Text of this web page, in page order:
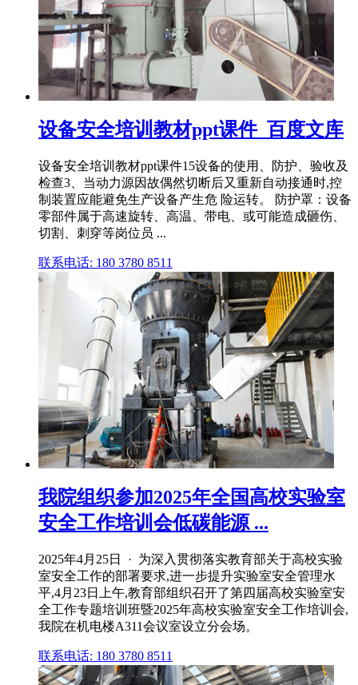
设备安全培训教材ppt课件_百度文库
设备安全培训教材ppt课件15设备的使用、防护、验收及
检查3、当动力源因故偶然切断后又重新自动接通时,控
制装置应能避免生产设备产生危 险运转。 防护罩：设备
零部件属于高速旋转、高温、带电、或可能造成砸伤、
切割、刺穿等岗位员 ...
联系电话: 180 3780 8511
我院组织参加2025年全国高校实验室
安全工作培训会低碳能源 ...
2025年4月25日 · 为深入贯彻落实教育部关于高校实验
室安全工作的部署要求,进一步提升实验室安全管理水
平,4月23日上午,教育部组织召开了第四届高校实验室安
全工作专题培训班暨2025年高校实验室安全工作培训会,
我院在机电楼A311会议室设立分会场。
联系电话: 180 3780 8511